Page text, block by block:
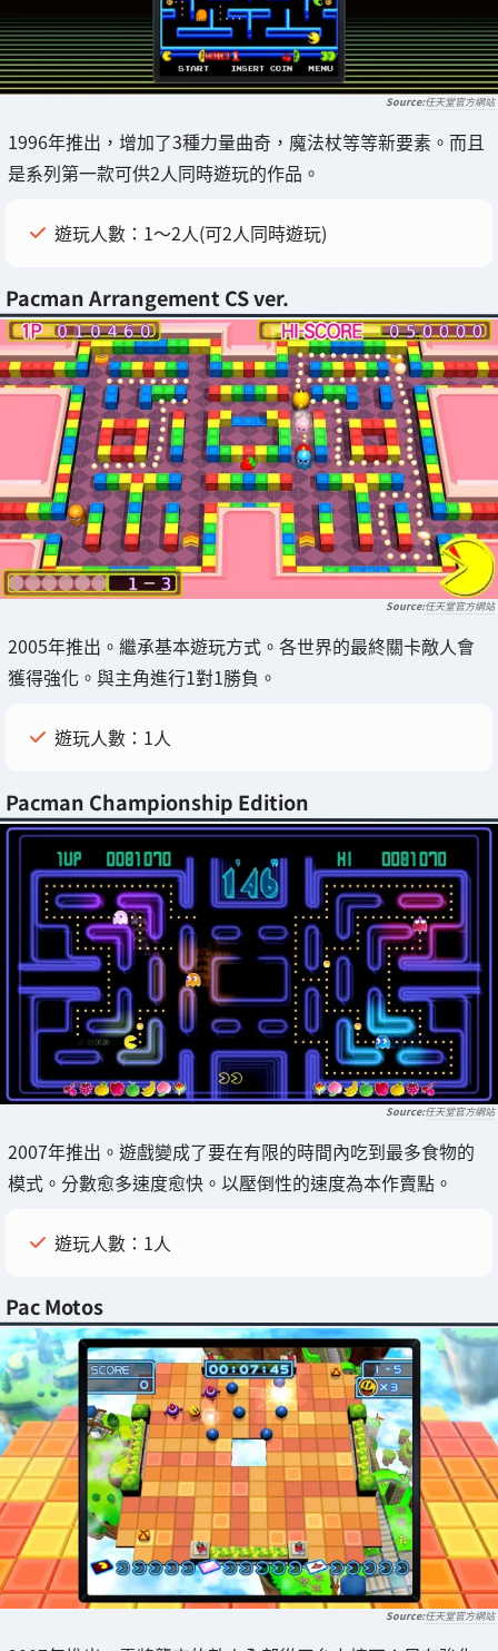
任天堂官方網站
1996年推出，增加了3種力量曲奇，魔法杖等等新要素。而且
是系列第一款可供2人同時遊玩的作品。
遊玩人數：1～2人(可2人同時遊玩)
Pacman Arrangement CS ver.
任天堂官方網站
2005年推出。繼承基本遊玩方式。各世界的最終關卡敵人會
獲得強化。與主角進行1對1勝負。
遊玩人數：1人
Pacman Championship Edition
任天堂官方網站
2007年推出。遊戲變成了要在有限的時間內吃到最多食物的
模式。分數愈多速度愈快。以壓倒性的速度為本作賣點。
遊玩人數：1人
Pac Motos
任天堂官方網站